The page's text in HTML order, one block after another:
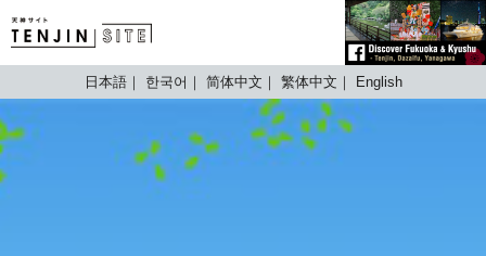
TENJIN SITE
日本語 한국어 简体中文 繁体中文 English